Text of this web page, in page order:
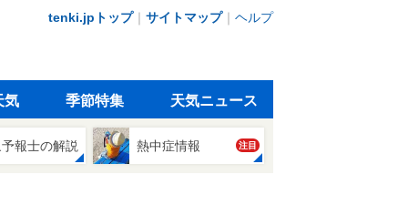
tenki.jpトップ｜ サイトマップ｜ ヘルプ
気 季節特集 天気ニュース
報士の解説 熱中症情報 注目